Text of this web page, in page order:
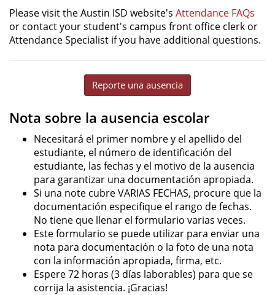
Please visit the Austin ISD website's Attendance FAQs
or contact your student's campus front office clerk or
Attendance Specialist if you have additional questions.
Reporte una ausencia
Nota sobre la ausencia escolar
Necesitará el primer nombre y el apellido del
estudiante, el número de identificación del
estudiante, las fechas y el motivo de la ausencia
para garantizar una documentación apropiada.
Si una note cubre VARIAS FECHAS, procure que la
documentación especifique el rango de fechas.
No tiene que llenar el formulario varias veces.
Este formulario se puede utilizar para enviar una
nota para documentación o la foto de una nota
con la información apropiada, firma, etc.
Espere 72 horas (3 días laborables) para que se
corrija la asistencia. ¡Gracias!